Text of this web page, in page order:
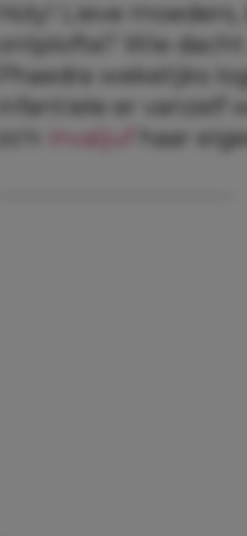
Holy! Lieve
ontplofte? Wie
Phaedra wekelijks
infantiele er vanzelf
invaljuf haar